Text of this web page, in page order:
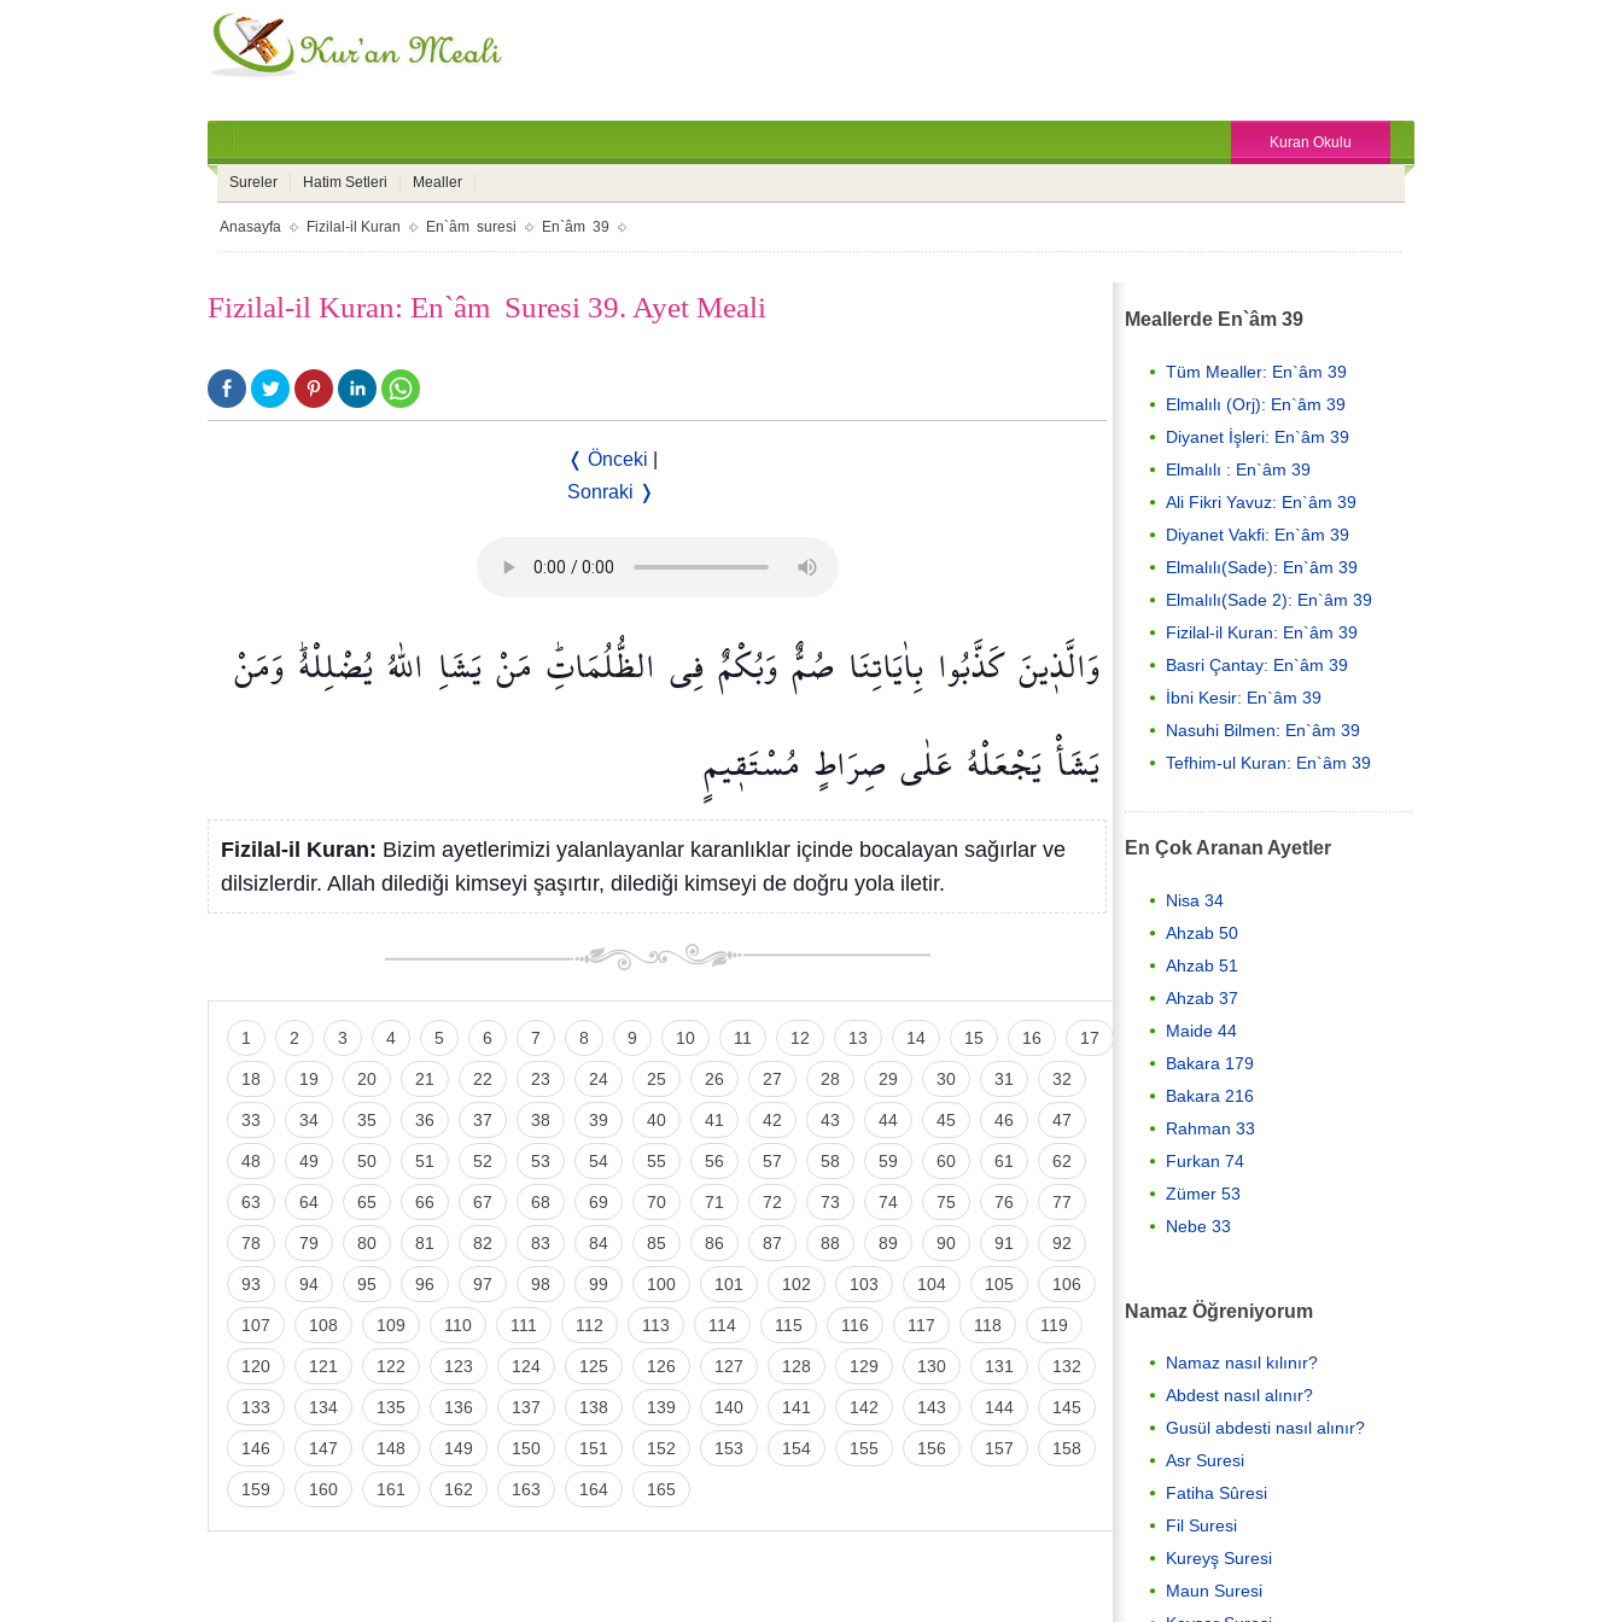
Kuran Okulu
Sureler Hatim Setleri Mealler
Anasayfa Fizilal-il Kuran En`âm suresi En`âm 39
Fizilal-il Kuran: En`âm Suresi 39. Ayet Meali
❬ Önceki
Sonraki ❭
وَالَّذ۪ينَكَذَّبُوا بِاٰيَاتِنَا صُمٌّوَبُكْمٌفِي الظُّلُمَاتِۜ مَنْيَشَاِ اللّٰهُيُضْلِلْهُۜ وَمَنْ
يَشَأْيَجْعَلْهُ عَلٰىصِرَاطٍ مُسْتَق۪يمٍ
Fizilal-il Kuran: Bizim ayetlerimizi yalanlayanlar karanlıklar içinde bocalayan sağırlar ve
dilsizlerdir. Allah dilediği kimseyi şaşırtır, dilediği kimseyi de doğru yola iletir.
1 2 3 4 5 6 7 8 9 10 11 12 13 14 15 16 17
18 19 20 21 22 23 24 25 26 27 28 29 30 31 32
33 34 35 36 37 38 39 40 41 42 43 44 45 46 47
48 49 50 51 52 53 54 55 56 57 58 59 60 61 62
63 64 65 66 67 68 69 70 71 72 73 74 75 76 77
78 79 80 81 82 83 84 85 86 87 88 89 90 91 92
93 94 95 96 97 98 99 100 101 102 103 104 105 106
107 108 109 110 111 112 113 114 115 116 117 118 119
120 121 122 123 124 125 126 127 128 129 130 131 132
133 134 135 136 137 138 139 140 141 142 143 144 145
146 147 148 149 150 151 152 153 154 155 156 157 158
159 160 161 162 163 164 165
Meallerde En`âm 39
Tüm Mealler: En`âm 39
Elmalılı (Orj): En`âm 39
Diyanet İşleri: En`âm 39
Elmalılı : En`âm 39
Ali Fikri Yavuz: En`âm 39
Diyanet Vakfi: En`âm 39
Elmalılı(Sade): En`âm 39
Elmalılı(Sade 2): En`âm 39
Fizilal-il Kuran: En`âm 39
Basri Çantay: En`âm 39
İbni Kesir: En`âm 39
Nasuhi Bilmen: En`âm 39
Tefhim-ul Kuran: En`âm 39
En Çok Aranan Ayetler
Nisa 34
Ahzab 50
Ahzab 51
Ahzab 37
Maide 44
Bakara 179
Bakara 216
Rahman 33
Furkan 74
Zümer 53
Nebe 33
Namaz Öğreniyorum
Namaz nasıl kılınır?
Abdest nasıl alınır?
Gusül abdesti nasıl alınır?
Asr Suresi
Fatiha Sûresi
Fil Suresi
Kureyş Suresi
Maun Suresi